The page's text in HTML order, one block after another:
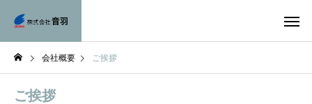
会社概要 ご挨拶
ご挨拶